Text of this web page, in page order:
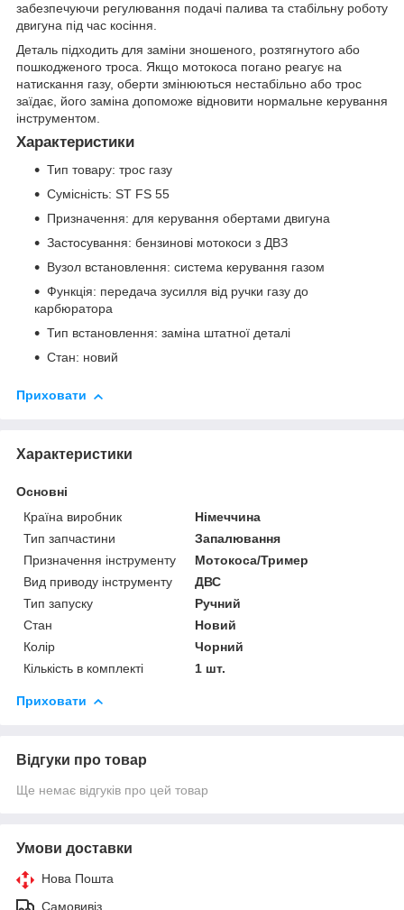
забезпечуючи регулювання подачі палива та стабільну роботу
двигуна під час косіння.
Деталь підходить для заміни зношеного, розтягнутого або
пошкодженого троса. Якщо мотокоса погано реагує на
натискання газу, оберти змінюються нестабільно або трос
заїдає, його заміна допоможе відновити нормальне керування
інструментом.
Характеристики
Тип товару: трос газу
Сумісність: ST FS 55
Призначення: для керування обертами двигуна
Застосування: бензинові мотокоси з ДВЗ
Вузол встановлення: система керування газом
Функція: передача зусилля від ручки газу до
карбюратора
Тип встановлення: заміна штатної деталі
Стан: новий
Приховати
Характеристики
Основні
Країна виробник
Німеччина
Тип запчастини
Запалювання
Призначення інструменту
Мотокоса/Тример
Вид приводу інструменту
ДВС
Тип запуску
Ручний
Стан
Новий
Колір
Чорний
Кількість в комплекті
1 шт.
Приховати
Відгуки про товар
Ще немає відгуків про цей товар
Умови доставки
Нова Пошта
Самовивіз